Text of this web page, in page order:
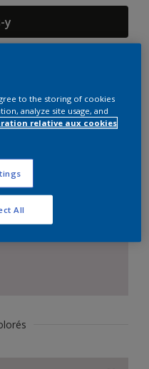
y
to the storing of cookies
analyze site usage, and
relative aux cookies
All